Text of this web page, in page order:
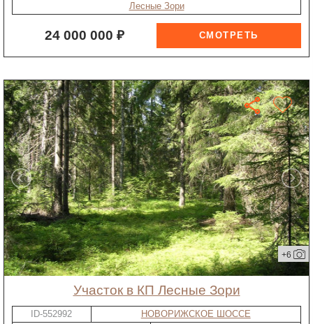
Лесные Зори
24 000 000 ₽
+6
участок в КП Лесные Зори
ID-552992
НОВОРИЖСКОЕ ШОССЕ